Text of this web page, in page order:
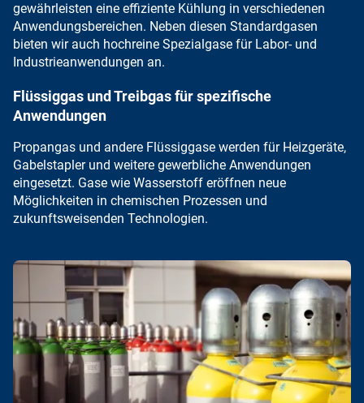
gewährleisten eine effiziente Kühlung in verschiedenen
Anwendungsbereichen. Neben diesen Standardgasen
bieten wir auch hochreine Spezialgase für Labor- und
Industrieanwendungen an.
Flüssiggas und Treibgas für spezifische
Anwendungen
Propangas und andere Flüssiggase werden für Heizgeräte,
Gabelstapler und weitere gewerbliche Anwendungen
eingesetzt. Gase wie Wasserstoff eröffnen neue
Möglichkeiten in chemischen Prozessen und
zukunftsweisenden Technologien.